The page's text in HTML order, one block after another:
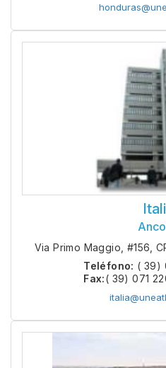
Via Primo Maggio, #156,
Teléfono: ( 39)
Fax:( 39) 071